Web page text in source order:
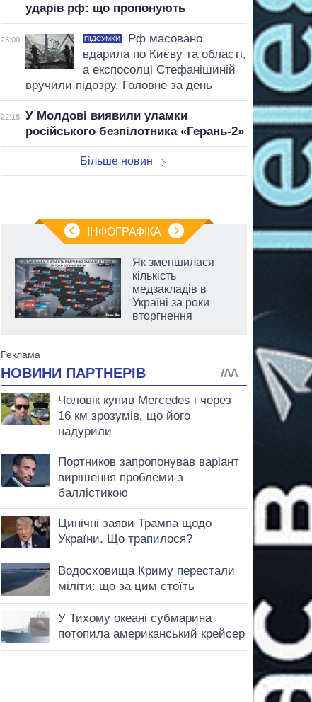
ударів рф: що пропонують
23:00 ПІДСУМКИ
Рф масовано
вдарила по Києву та області,
а експосолці Стефанішиній
вручили підозру. Головне за день
22:18
У Молдові виявили уламки
російського безпілотника «Герань-2»
Більше новин
ІНФОГРАФІКА
Як зменшилася
кількість
медзакладів в
Україні за роки
вторгнення